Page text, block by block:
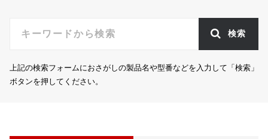
検索
上記の検索フォームにおさがしの製品名や型番などを入力して「検索」
ボタンを押してください。